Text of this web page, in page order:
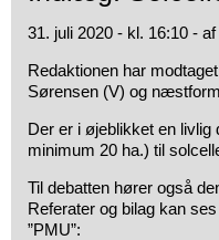
31. juli 2020 - kl. 16:10 - af
Redaktionen har
Sørensen (V) og
Der er i øjeblikket en
minimum 20 ha.) til
Til debatten hører også
Referater og bilag kan
”PMU”: